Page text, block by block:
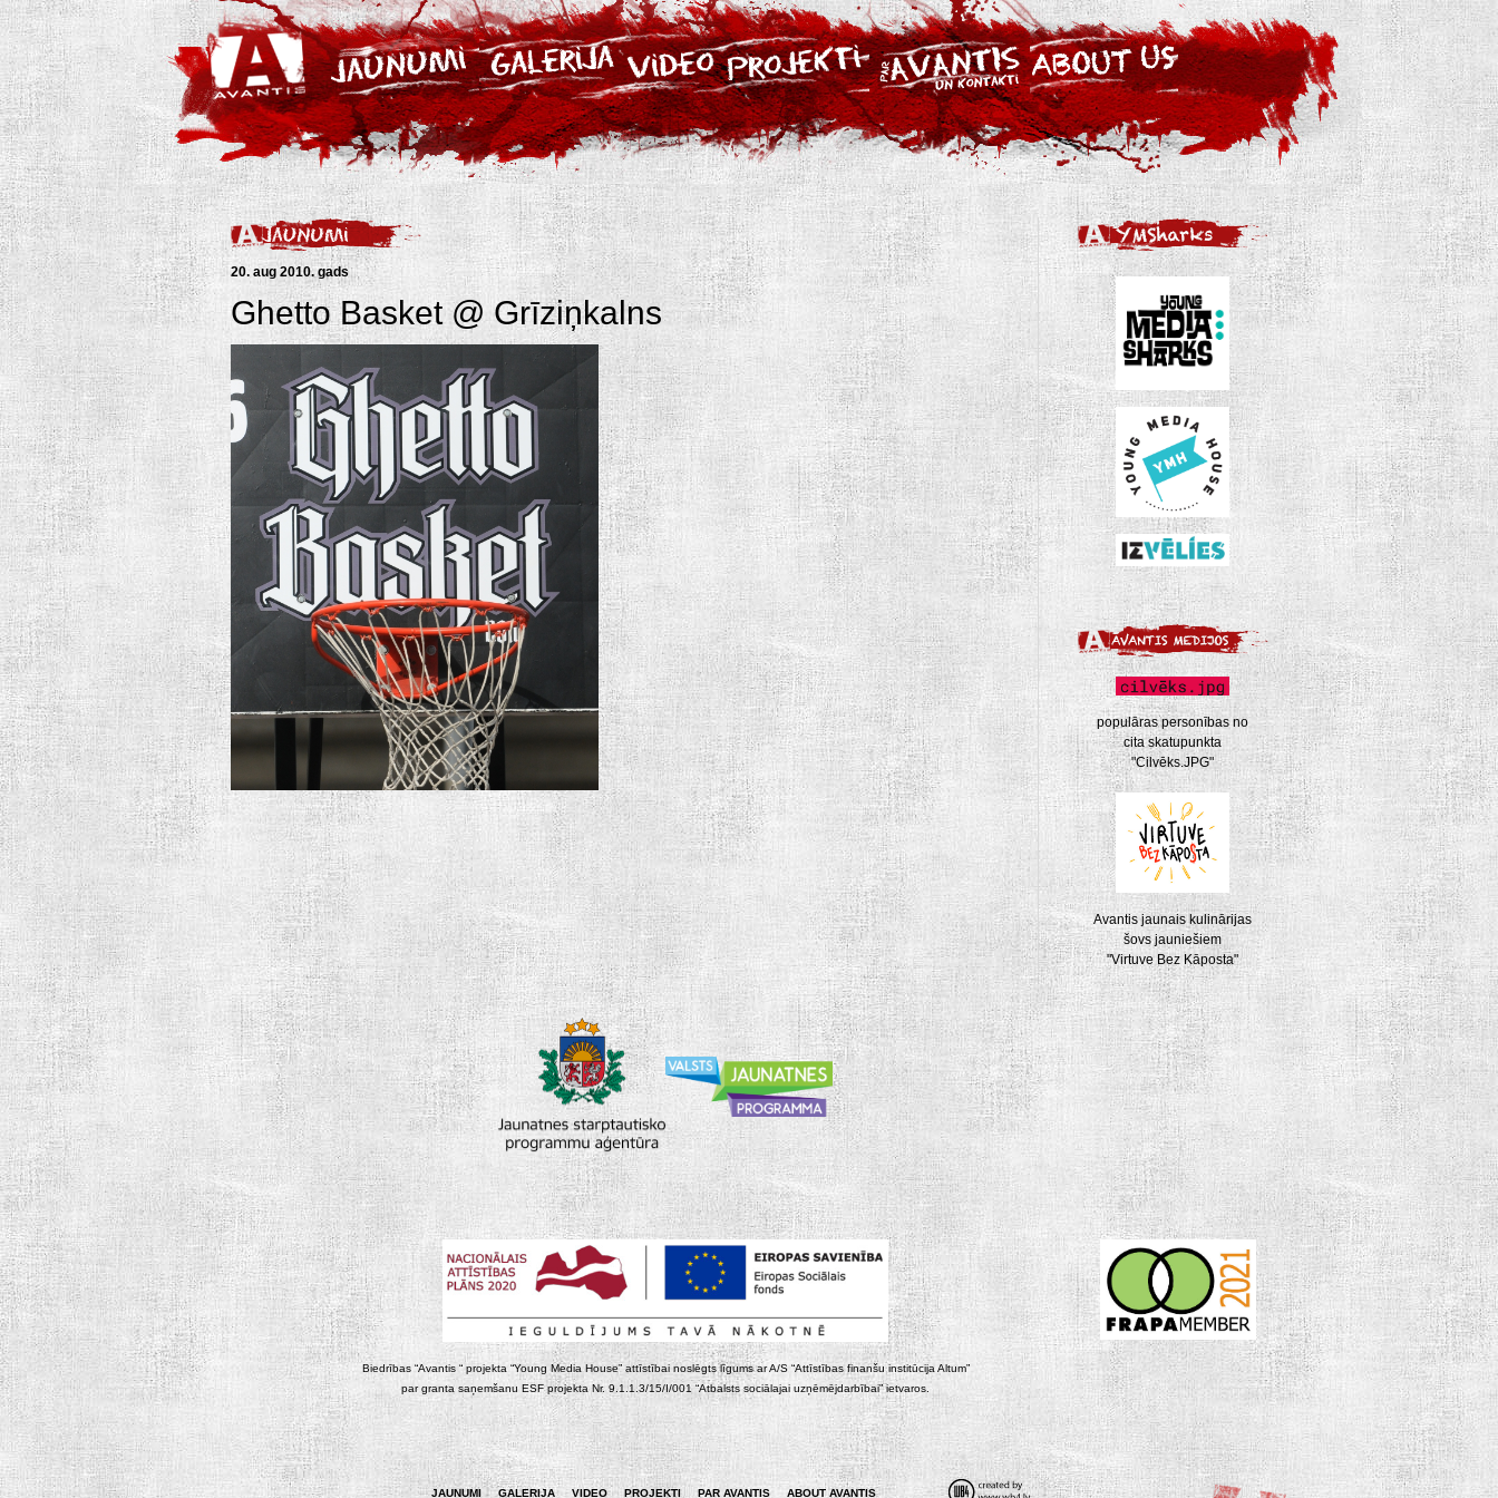
populāras personības no
cita skatupunkta
"Cilvēks.JPG"
Avantis jaunais kulinārijas
šovs jauniešiem
"Virtuve Bez Kāposta"
20. aug 2010. gads
Ghetto Basket @ Grīziņkalns
Biedrības “Avantis “ projekta “Young Media House” attīstībai noslēgts līgums ar A/S “Attīstības finanšu institūcija Altum”
par granta saņemšanu ESF projekta Nr. 9.1.1.3/15/I/001 “Atbalsts sociālajai uzņēmējdarbībai” ietvaros.
JAUNUMI GALERIJA VIDEO PROJEKTI PAR AVANTIS ABOUT AVANTIS